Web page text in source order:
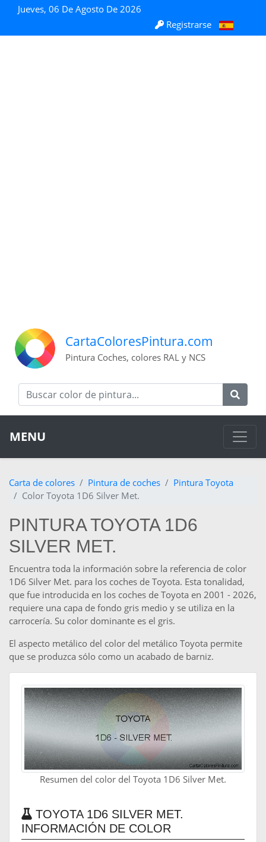
Jueves, 06 De Agosto De 2026
Registrarse
CartaColoresPintura.com
Pintura Coches, colores RAL y NCS
MENU
Carta de colores Pintura de coches
Pintura Toyota
Color Toyota 1D6 Silver Met.
PINTURA TOYOTA 1D6
SILVER MET.
Encuentra toda la información sobre la referencia de color
1D6 Silver Met. para los coches de Toyota. Esta tonalidad,
que fue introducida en los coches de Toyota en 2001 - 2026,
requiere una capa de fondo gris medio y se utiliza en la
carrocería. Su color dominante es el gris.
El aspecto metálico del color del metálico Toyota permite
que se produzca sólo como un acabado de barniz.
Resumen del color del Toyota 1D6 Silver Met.
TOYOTA 1D6 SILVER MET.
INFORMACIÓN DE COLOR